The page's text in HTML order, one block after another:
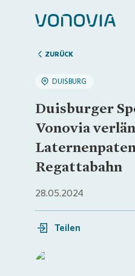
Zuhause finden
Mein Zuhause
Meine Stadt
ZURÜCK
DUISBURG
Duisburger
Vonovia
Regattabahn
28.05.2024
Teilen